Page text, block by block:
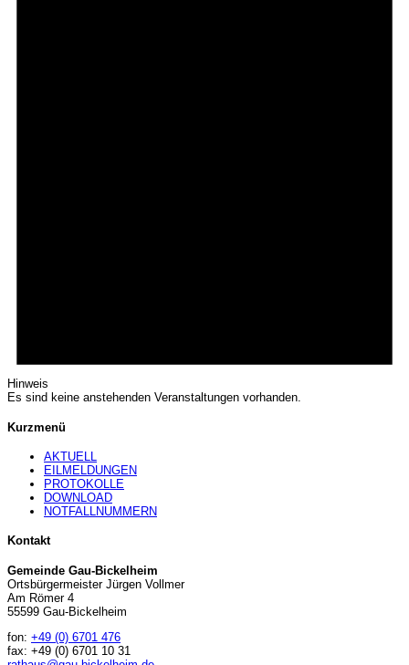
Hinweis
Es sind keine anstehenden Veranstaltungen vorhanden.
Kurzmenü
AKTUELL
EILMELDUNGEN
PROTOKOLLE
DOWNLOAD
NOTFALLNUMMERN
Kontakt
Gemeinde Gau-Bickelheim
Ortsbürgermeister Jürgen Vollmer
Am Römer 4
55599 Gau-Bickelheim
fon: +49 (0) 6701 476
fax: +49 (0) 6701 10 31